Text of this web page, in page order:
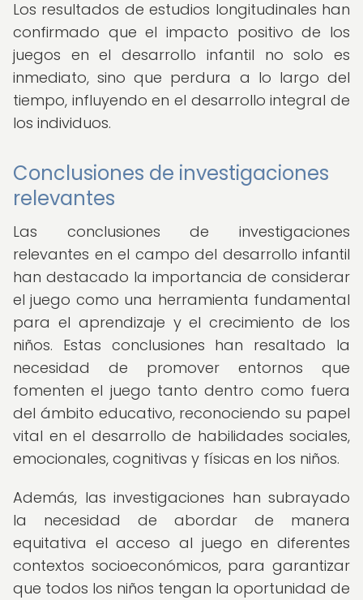
Los resultados de estudios longitudinales han
confirmado que el impacto positivo de los
juegos en el desarrollo infantil no solo es
inmediato, sino que perdura a lo largo del
tiempo, influyendo en el desarrollo integral de
los individuos.
Conclusiones de investigaciones
relevantes
Las conclusiones de investigaciones
relevantes en el campo del desarrollo infantil
han destacado la importancia de considerar
el juego como una herramienta fundamental
para el aprendizaje y el crecimiento de los
niños. Estas conclusiones han resaltado la
necesidad de promover entornos que
fomenten el juego tanto dentro como fuera
del ámbito educativo, reconociendo su papel
vital en el desarrollo de habilidades sociales,
emocionales, cognitivas y físicas en los niños.
Además, las investigaciones han subrayado
la necesidad de abordar de manera
equitativa el acceso al juego en diferentes
contextos socioeconómicos, para garantizar
que todos los niños tengan la oportunidad de